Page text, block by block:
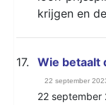
krijgen en
17. Wie betaalt
22 september
22